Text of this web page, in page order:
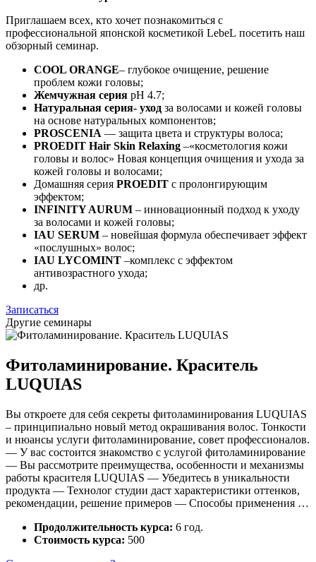
Приглашаем всех, кто хочет познакомиться с
профессиональной японской косметикой LebeL посетить наш
обзорный семинар.
COOL ORANGE– глубокое очищение, решение
проблем кожи головы;
Жемчужная серия pH 4.7;
Натуральная серия- уход за волосами и кожей головы
на основе натуральных компонентов;
PROSCENIA — защита цвета и структуры волоса;
PROEDIT Hair Skin Relaxing –«косметология кожи
головы и волос» Новая концепция очищения и ухода за
кожей головы и волосами;
Домашняя серия PROEDIT с пролонгирующим
эффектом;
INFINITY AURUM – инновационный подход к уходу
за волосами и кожей головы;
IAU SERUM – новейшая формула обеспечивает эффект
«послушных» волос;
IAU LYCOMINT –комплекс с эффектом
антивозрастного ухода;
др.
Записаться
Другие семинары
Фитоламинирование. Краситель
LUQUIAS
Вы откроете для себя секреты фитоламинирования LUQUIAS
– принципиально новый метод окрашивания волос. Тонкости
и нюансы услуги фитоламинирование, совет профессионалов.
— У вас состоится знакомство с услугой фитоламинирование
— Вы рассмотрите преимущества, особенности и механизмы
работы красителя LUQUIAS — Убедитесь в уникальности
продукта — Технолог студии даст характеристики оттенков,
рекомендации, решение примеров — Способы применения …
Продолжительность курса: 6 год.
Стоимость курса: 500